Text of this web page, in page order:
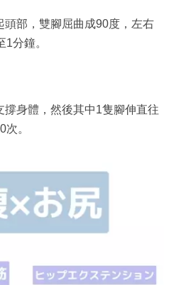
頭部，雙腳屈曲成90度，左右
分鐘。
撐身體，然後其中1隻腳伸直往
。